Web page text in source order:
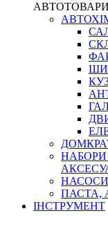
АВТОТОВАРИ
НАБОРИ
ПАСТА,
ІНСТРУМЕНТ